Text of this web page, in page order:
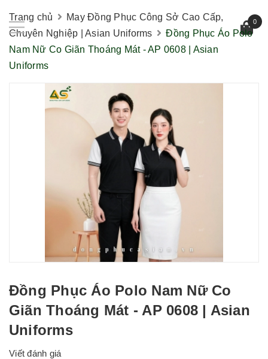
0
Trang chủ
May Đồng Phục Công Sở Cao Cấp,
Chuyên Nghiệp | Asian Uniforms
Đồng Phục Áo Polo
Nam Nữ Co Giãn Thoáng Mát - AP 0608 | Asian
Uniforms
Đồng Phục Áo Polo Nam Nữ Co
Giãn Thoáng Mát - AP 0608 | Asian
Uniforms
Viết đánh giá